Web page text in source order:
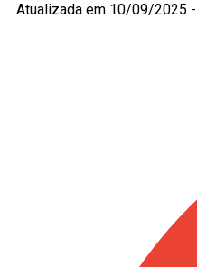
Atualizada em 10/09/2025 -